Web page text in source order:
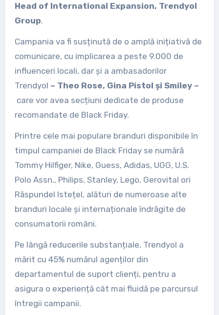
Head of International Expansion, Trendyol
Group.
Campania va fi susținută de o amplă inițiativă de
comunicare, cu implicarea a peste 9.000 de
influenceri locali, dar și a ambasadorilor
Trendyol – Theo Rose, Gina Pistol și Smiley –
care vor avea secțiuni dedicate de produse
recomandate de Black Friday.
Printre cele mai populare branduri disponibile în
timpul campaniei de Black Friday se numără
Tommy Hilfiger, Nike, Guess, Adidas, UGG, U.S.
Polo Assn., Philips, Stanley, Lego, Gerovital ori
Răspundel Istețel, alături de numeroase alte
branduri locale și internaționale îndrăgite de
consumatorii români.
Pe lângă reducerile substanțiale, Trendyol a
mărit cu 45% numărul agenților din
departamentul de suport clienți, pentru a
asigura o experiență cât mai fluidă pe parcursul
întregii campanii.